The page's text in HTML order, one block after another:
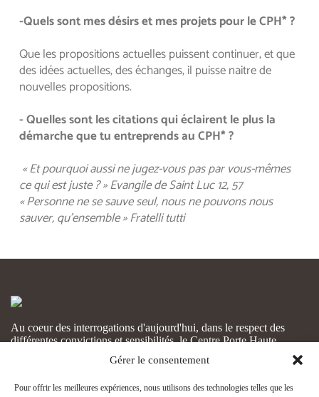
Gérer le consentement
Pour offrir les meilleures expériences, nous utilisons des technologies telles que les
-Quels sont mes désirs et mes projets pour le CPH* ?
Que les propositions actuelles puissent continuer, et que
des idées actuelles, des échanges, il puisse naitre de
nouvelles propositions.
- Quelles sont les citations qui éclairent le plus la
démarche que tu entreprends au CPH* ?
« Et pourquoi aussi ne jugez-vous pas par vous-mêmes
ce qui est juste ? » Evangile de Saint Luc 12, 57
« Personne ne se sauve seul, nous ne pouvons nous
sauver, qu’ensemble » Fratelli tutti
Au coeur des interrogations d'aujourd'hui, dans le respect des
différentes convictions et sensibilités, le Centre Porte Haute
voudrait participer au développement de tous et de chacun.
Écrivez-nous